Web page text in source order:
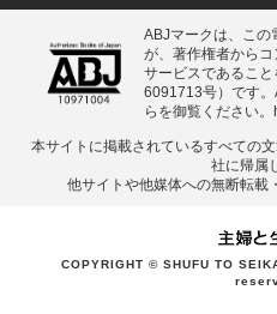
ABJマークは、この
が、著作権者から
サービスであるこ
6091713号）です
らを御覧ください。
本サイトに掲載されているすべての
社に帰属
他サイトや他媒体への無断転載
COPYRIGHT © SHUFU TO